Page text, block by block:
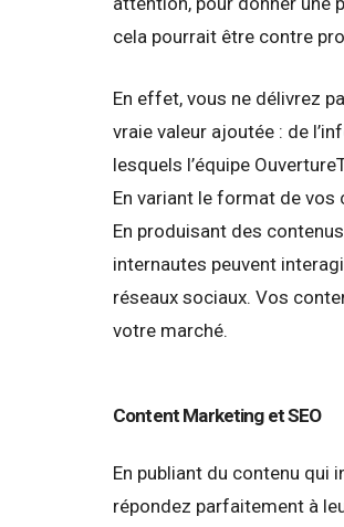
cela pourrait être contre
En effet, vous ne délivrez
vraie valeur ajoutée : de
lesquels l’équipe
En variant le format de
En produisant des
internautes peuvent
réseaux sociaux. Vos
votre marché.
Content Marketing et SEO
En publiant du contenu qui
répondez parfaitement à